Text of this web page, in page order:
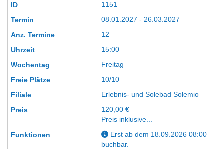
1151
08.01.2027 - 26.03.2027
12
15:00
Freitag
10/10
Erlebnis- und Solebad Solemio
120,00 €
Preis inklusive...
Erst ab dem 18.09.2026 08:00
buchbar.